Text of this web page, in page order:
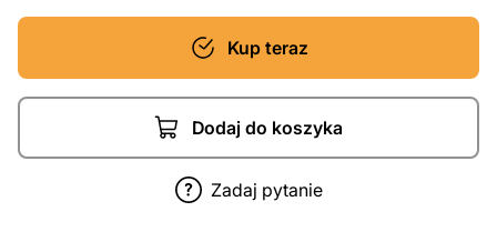
Kup teraz
Dodaj do koszyka
Zadaj pytanie